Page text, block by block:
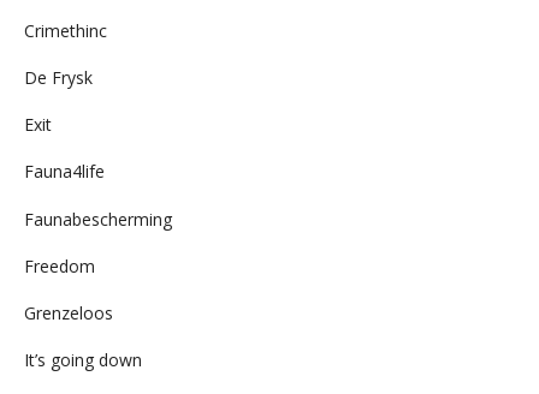
Crimethinc
De Frysk
Exit
Fauna4life
Faunabescherming
Freedom
Grenzeloos
It’s going down